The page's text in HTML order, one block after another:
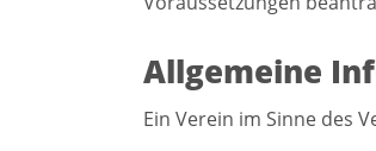
Allgemeine
Ein Verein im Sinne des